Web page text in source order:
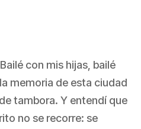
con mis hijas, bailé
memoria de esta ciudad
tambora. Y entendí que
no se recorre: se